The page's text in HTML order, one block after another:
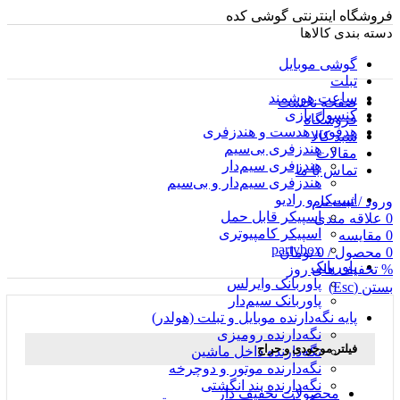
فروشگاه اینترنتی گوشی کده
دسته بندی کالاها
گوشی موبایل
تبلت
ساعت هوشمند
کنسول بازی
هدفون، هدست و هندزفری
هندزفری بی‌سیم
هندزفری سیم‌دار
هندزفری سیم‌دار و بی‌سیم
اسپیکر و رادیو
اسپیکر قابل حمل
اسپیکر کامپیوتری
partybox
پاوربانک
پاوربانک وایرلس
پاوربانک سیم‌دار
پایه نگه‌دارنده موبایل و تبلت (هولدر)
نگه‌دارنده رومیزی
نگه‌دارنده داخل ماشین
نگه‌دارنده موتور و دوچرخه
نگه‌دارنده بند انگشتی
صفحه نخست
فروشگاه
سبد کالا
مقالات
تماس با ما
ورود / ثبت نام
0 علاقه مندی
0 مقایسه
0 محصول /
0 تومان
% تخفیف های روز
بستن (Esc)
فیلتر موجودی و حراج
محصولات تخفیف دار